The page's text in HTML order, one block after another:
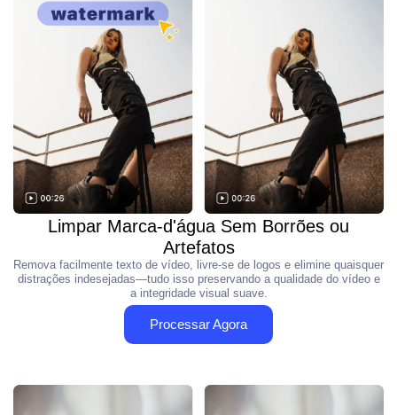
Limpar Marca-d'água Sem Borrões ou
Artefatos
Remova facilmente texto de vídeo, livre-se de logos e elimine quaisquer
distrações indesejadas—tudo isso preservando a qualidade do vídeo e
a integridade visual suave.
Processar Agora